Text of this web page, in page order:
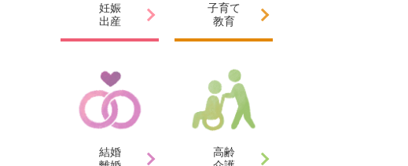
妊娠
出産
子育て
教育
結婚
高齢